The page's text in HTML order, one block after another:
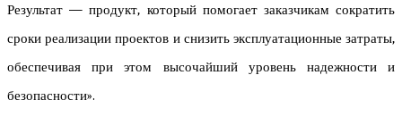
Результат — продукт, который помогает заказчикам сократить
сроки реализации проектов и снизить эксплуатационные затраты,
обеспечивая при этом высочайший уровень надежности и
безопасности».